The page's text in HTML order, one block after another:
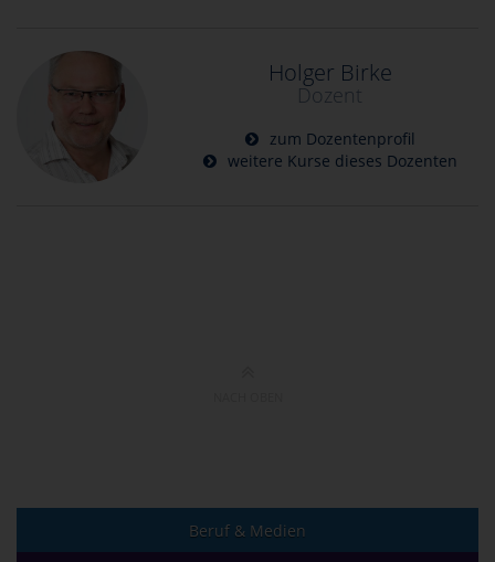
Holger Birke
Dozent
zum Dozentenprofil
weitere Kurse dieses Dozenten
Beruf & Medien